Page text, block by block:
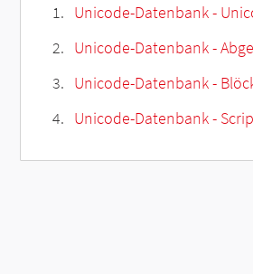
Unicode-Datenbank -
Unicode-Datenbank -
Unicode-Datenbank -
Unicode-Datenbank -